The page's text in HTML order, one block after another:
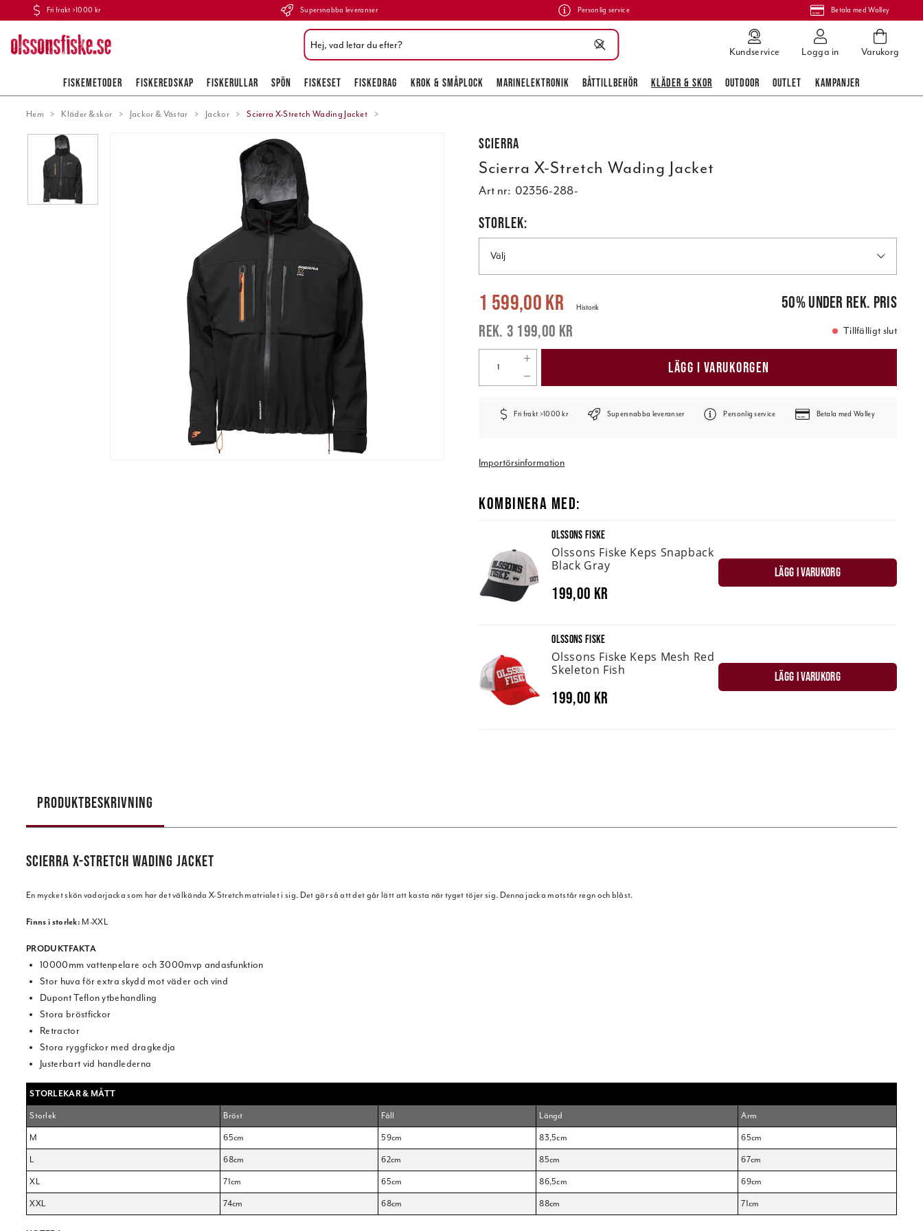
Fri frakt >1000 kr Supersnabba leveranser Personlig service Betala med Walley
Kundservice Logga in Varukorg
FISKEMETODER FISKEREDSKAP FISKERULLAR SPÖN FISKESET FISKEDRAG KROK & SMÅPLOCK MARINELEKTRONIK BÅTTILLBEHÖR KLÄDER & SKOR OUTDOOR OUTLET KAMPANJER
Hem Kläder & skor Jackor & Västar Jackor Scierra X-Stretch Wading Jacket
Scierra
Scierra X-Stretch Wading Jacket
Art nr: 02356-288-
STORLEK:
Välj
Nuvarande pris: 1 599,00 kr
1 599,00 kr
3 199,00 kr
Historik 50%under rek. pris
Tillfälligt slut
LÄGG I VARUKORGEN
Fri frakt >1000 kr Supersnabba leveranser Personlig service Betala med Walley
Importörsinformation
KOMBINERA MED:
OLSSONS FISKE
Olssons Fiske Keps Snapback
Black Gray
199,00 kr
LÄGG I VARUKORG
OLSSONS FISKE
Olssons Fiske Keps Mesh Red
Skeleton Fish
199,00 kr
LÄGG I VARUKORG
PRODUKTBESKRIVNING
SCIERRA X-STRETCH WADING JACKET
En mycket skön vadarjacka som har det välkända X-Stretch matrialet i sig. Det gör så att det går lätt att kasta när tyget töjer sig. Denna jacka motstår regn och blåst.
Finns i storlek: M-XXL
PRODUKTFAKTA
10000mm vattenpelare och 3000mvp andasfunktion
Stor huva för extra skydd mot väder och vind
Dupont Teflon ytbehandling
Stora bröstfickor
Retractor
Stora ryggfickor med dragkedja
Justerbart vid handlederna
STORLEKAR & MÅTT
Storlek
Bröst Fåll Längd
Arm
M
65cm 59cm 83,5cm
65cm
L
68cm 62cm 85cm
67cm
XL
71cm 65cm 86,5cm
69cm
XXL
74cm 68cm 88cm 71cm